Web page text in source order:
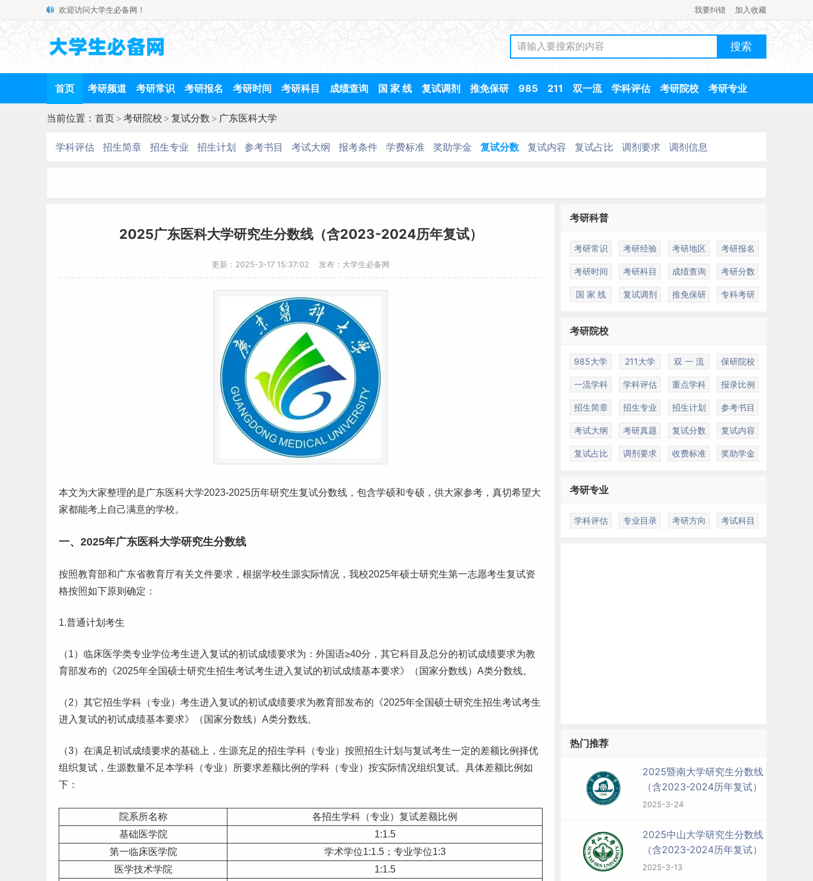
欢迎访问大学生必备网！ 我要纠错 加入收藏
首页 考研频道 考研常识 考研报名 考研时间 考研科目 成绩查询 国 家 线 复试调剂 推免保研 985 211 双一流 学科评估 考研院校 考研专业
当前位置： 首页> 考研院校 > 复试分数 > 广东医科大学
学科评估 招生简章 招生专业 招生计划 参考书目 考试大纲 报考条件 学费标准 奖助学金 复试分数 复试内容 复试占比 调剂要求 调剂信息
2025广东医科大学研究生分数线（含2023-2024历年复试）
更新：2025-3-17 15:37:02 发布：大学生必备网
本文为大家整理的是广东医科大学2023-2025历年研究生复试分数线 ，包含学硕和专硕，供大家参考，真切希望大
家都能考上自己满意的学校。
一、2025年广东医科大学研究生分数线
按照教育部和广东省教育厅有关文件要求，根据学校生源实际情况，我校2025年硕士研究生第一志愿考生复试资
格按照如下原则确定：
1.普通计划考生
（1）临床医学类专业学位考生进入复试的初试成绩要求为：外国语≥40分，其它科目及总分的初试成绩要求为教
育部发布的《2025年全国硕士研究生招生考试考生进入复试的初试成绩基本要求》（国家分数线）A类分数线。
（2）其它招生学科（专业）考生进入复试的初试成绩要求为教育部发布的《2025年全国硕士研究生招生考试考生
进入复试的初试成绩基本要求》（国家分数线）A类分数线。
（3）在满足初试成绩要求的基础上，生源充足的招生学科（专业）按照招生计划与复试考生一定的差额比例择优
组织复试，生源数量不足本学科（专业）所要求差额比例的学科（专业）按实际情况组织复试。具体差额比例如
下：
院系所名称
各招生学科（专业）复试差额比例
基础医学院
1:1.5
第一临床医学院
学术学位1:1.5；专业学位1:3
医学技术学院
1:1.5
考研科普
考研常识 考研经验 考研地区 考研报名
考研时间 考研科目 成绩查询 考研分数
国 家 线 复试调剂 推免保研 专科考研
考研院校
985大学 211大学 双 一 流 保研院校
一流学科 学科评估 重点学科 报录比例
招生简章 招生专业 招生计划 参考书目
考试大纲 考研真题 复试分数 复试内容
复试占比 调剂要求 收费标准 奖助学金
考研专业
学科评估 专业目录 考研方向 考试科目
热门推荐
2025暨南大学研究生分数线
（含2023-2024历年复试）
2025-3-24
2025中山大学研究生分数线
（含2023-2024历年复试）
2025-3-13